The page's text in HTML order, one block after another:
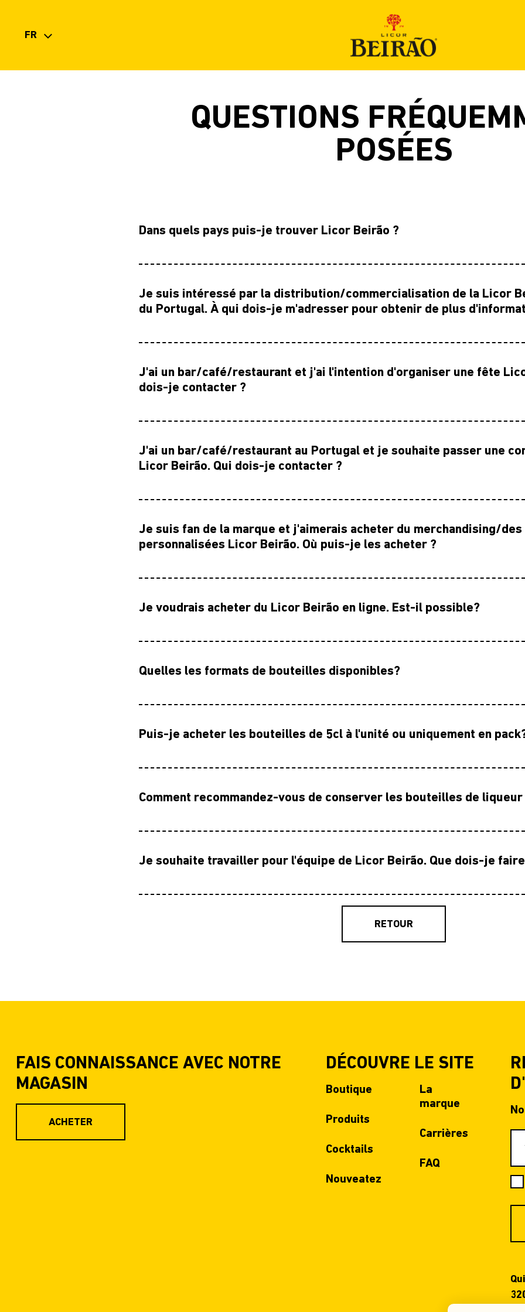
FR
EN
BOUTIQUE
PRODUITS
NOUVELLES
LA MARQUE
FAQ
DEMANDES DE
QUESTIONS
POSÉES
Dans quels pays puis-je trouver Licor Beirão ?
Je suis intéressé par la distribution/commercialisation de la Licor
du Portugal. À qui dois-je m'adresser pour obtenir de plus
J'ai un bar/café/restaurant et j'ai l'intention d'organiser une fête
dois-je contacter ?
J'ai un bar/café/restaurant au Portugal et je souhaite passer une
Licor Beirão. Qui dois-je contacter ?
Je suis fan de la marque et j'aimerais acheter du merchandising/
personnalisées Licor Beirão. Où puis-je les acheter ?
Je voudrais acheter du Licor Beirão en ligne. Est-il possible?
Quelles les formats de bouteilles disponibles?
Puis-je acheter les bouteilles de 5cl à l'unité ou uniquement en
Comment recommandez-vous de conserver les bouteilles de liqueur
Je souhaite travailler pour l'équipe de Licor Beirão. Que dois-je
RETOUR
FAIS CONNAISSANCE AVEC NOTRE
MAGASIN
ACHETER
DÉCOUVRE LE SITE
Boutique
Produits
Cocktails
Nouveatez
La
marque
Carrières
FAQ